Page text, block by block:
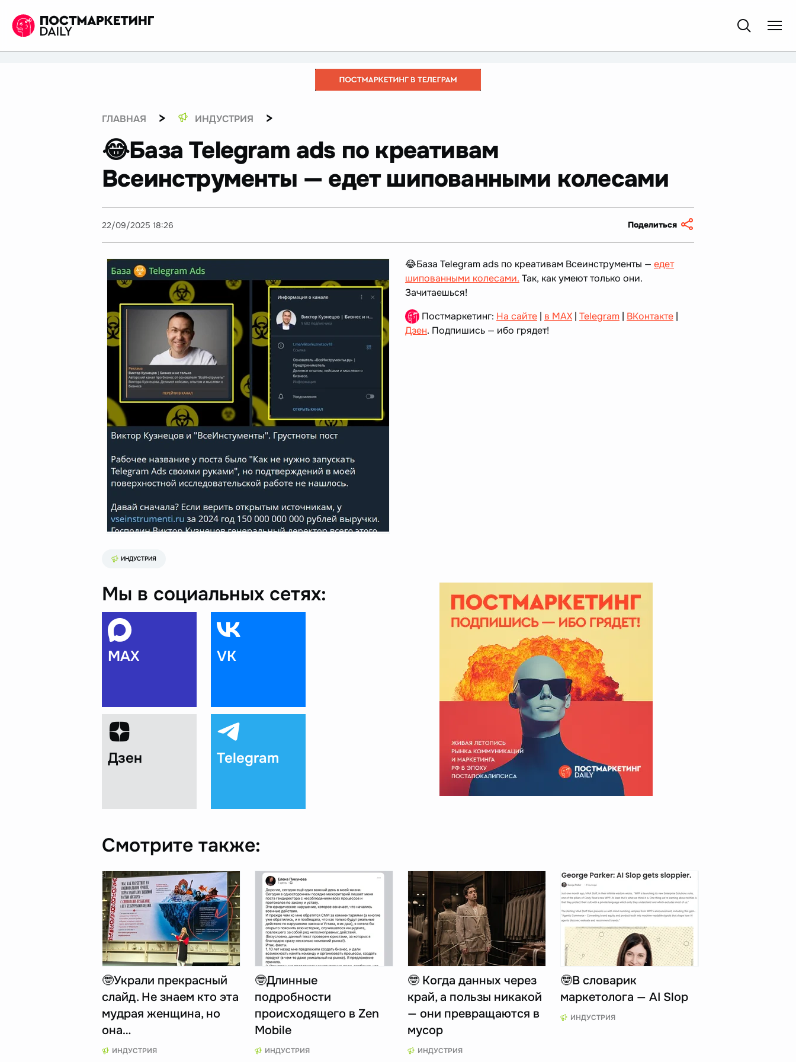
ГЛАВНАЯ > ИНДУСТРИЯ >
😂База Telegram ads по креативам
Всеинструменты — едет шипованными колесами
22/09/2025 18:26 Поделиться
😂База Telegram ads по креативам Всеинструменты — едет
шипованными колесами. Так, как умеют только они.
Зачитаешься!
Постмаркетинг: На сайте | в MAX | Telegram | ВКонтакте |
Дзен. Подпишись — ибо грядет!
ИНДУСТРИЯ
Мы в социальных сетях:
MAX VK
Дзен Telegram
Смотрите также:
🤓Украли прекрасный
слайд. Не знаем кто эта
мудрая женщина, но
она…
ИНДУСТРИЯ
🤓Длинные
подробности
происходящего в Zen
Mobile
ИНДУСТРИЯ
🤓 Когда данных через
край, а пользы никакой
— они превращаются в
мусор
ИНДУСТРИЯ
🤓В словарик
маркетолога — AI Slop
ИНДУСТРИЯ